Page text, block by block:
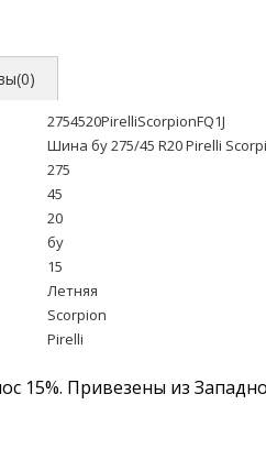
2754520PirelliScorpionFQ1J
Шина бу 275/45 R20 Pirelli
275
45
20
бу
15
Летняя
Scorpion
Pirelli
15%. Привезены из